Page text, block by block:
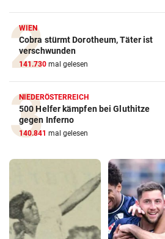
WIEN
Cobra stürmt Dorotheum, Täter ist
verschwunden
141.730 mal gelesen
NIEDERÖSTERREICH
500 Helfer kämpfen bei Gluthitze
gegen Inferno
140.841 mal gelesen